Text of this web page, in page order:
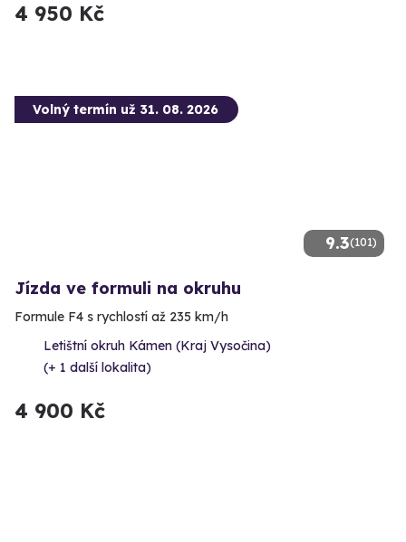
4 950 Kč
9.3(101)
Volný termín už 31. 08. 2026
Jízda ve formuli na okruhu
Formule F4 s rychlostí až 235 km/h
Letištní okruh Kámen (Kraj Vysočina)
(+ 1 další lokalita)
4 900 Kč